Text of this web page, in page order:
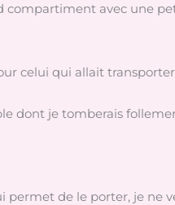
compartiment avec une
celui qui allait
dont je tomberais
de le porter, je ne